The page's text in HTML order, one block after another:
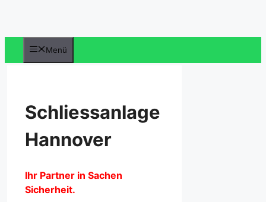
springen
Menü
Schliessanlage
Hannover
Ihr Partner in Sachen
Sicherheit.